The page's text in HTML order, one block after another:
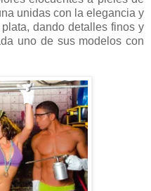
unidas con la elegancia y
dando detalles finos y
uno de sus modelos con